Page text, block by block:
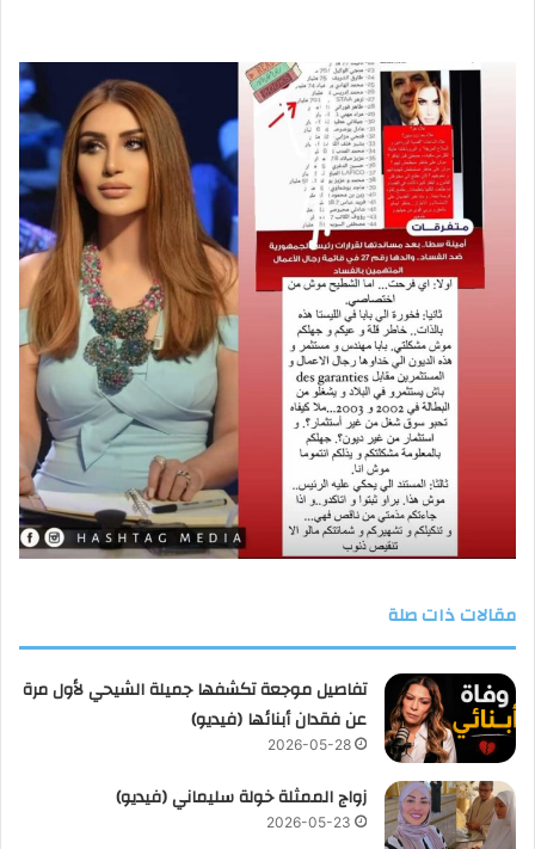
مقالات ذات صلة
تفاصيل موجعة تكشفها جميلة الشيحي لأول مرة
عن فقدان أبنائها (فيديو)
2026-05-28
زواج الممثلة خولة سليماني (فيديو)
2026-05-23